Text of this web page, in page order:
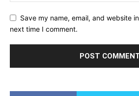
Save my name, email, and website
next time I comment.